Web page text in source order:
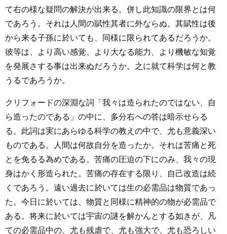
て右の様な疑問の解決が出来る。併し此知識の限界とは何
であろう。それは人間の賦性其者に外ならぬ。其賦性は後
から来る子孫に於いても、同様に限られてあるだろうか。
彼等は、より高い感覚、より大なる能力、より機敏な知覚
を発展さする事は出来ぬだろうか。之に就て科学は何と教
うるであろうか。
クリフォードの深淵な詞「我々は造られたのではない、自
ら造ったのである」の中に、多分右への答は暗示せらる
る。此詞は実にあらゆる科学の教えの中で、尤も意義深い
ものである。人間は何故自分を造ったか。それは苦痛と死
とを免るる為めである。苦痛の圧迫の下にのみ、我々の現
身はかく形造られた。苦痛の存在する限り、自己改造は続
くであろう。遠い過去に於いては生の必需品は物質であっ
た。今日に於いては、物質と同様に精神的の物が必需品で
ある。将来に於いては宇宙の謎を解かんとする如きが、凡
ての必需品中の、尤も残虐で、尤も強大で、尤も恐ろしい